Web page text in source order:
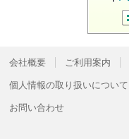
会社概要 ご利用案内
個人情報の取り扱いについて
お問い合わせ